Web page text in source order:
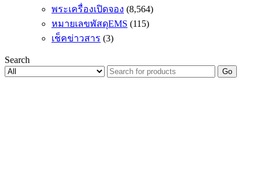
พระเครื่องเปิดจอง (8,564)
หมายเลขพัสดุEMS (115)
เช็คข่าวสาร (3)
Search
Go